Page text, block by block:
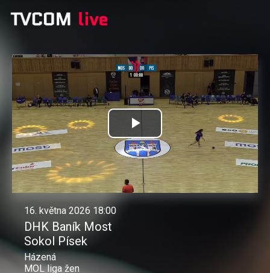
Přehrát
video
16. května 2026 18:00
DHK Baník Most
Sokol Písek
Házená
MOL liga žen